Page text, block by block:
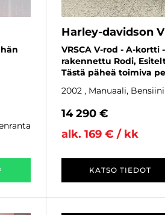
Harley-davidson
VRSCA V-rod - A-kortti
rakennettu Rodi,
Tästä päheä toimiva
2002 , Manuaali,
14 290 €
alk. 169 € / kk
KATSO TIEDOT